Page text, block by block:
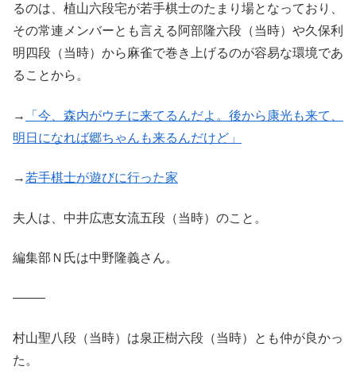
るのは、植山六段宅が若手棋士のたまり場となっており、
その常連メンバーとも言える阿部隆六段（当時）や久保利
明四段（当時）から麻雀で巻き上げるのが容易な環境であ
ることから。
→
「今、森内がウチに来てるんだよ。後から康光も来て、
明日になれば郷ちゃんも来るんだけど」
→ 若手棋士が遊びに行った家
夫人は、中井広恵女流五段（当時）のこと。
編集部Ｎ氏は中野隆義さん。
——–
村山聖八段（当時）は泉正樹六段（当時）とも仲が良かっ
た。